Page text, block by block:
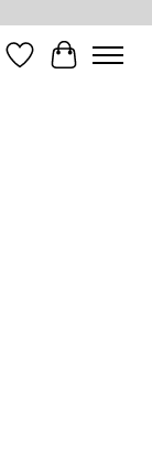
Verlanglijst